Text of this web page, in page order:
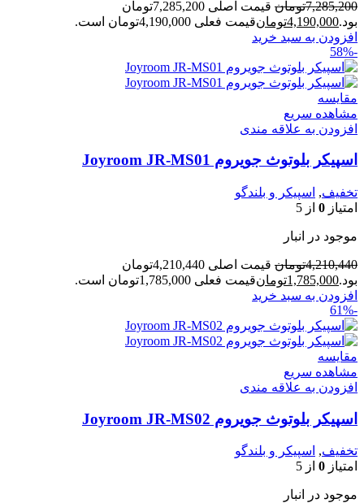
7,285,200تومان
قیمت اصلی 7,285,200تومان
بود.4,190,000تومانقیمت فعلی 4,190,000تومان است.
افزودن به سبد خرید
-58%
مقایسه
مشاهده سریع
افزودن به علاقه مندی
اسپیکر بلوتوث جویروم Joyroom JR-MS01
تخفیف, اسپیکر و بلندگو
امتیاز 0 از 5
موجود در انبار
4,210,440تومان
قیمت اصلی 4,210,440تومان
بود.1,785,000تومانقیمت فعلی 1,785,000تومان است.
افزودن به سبد خرید
-61%
مقایسه
مشاهده سریع
افزودن به علاقه مندی
اسپیکر بلوتوث جویروم Joyroom JR-MS02
تخفیف, اسپیکر و بلندگو
امتیاز 0 از 5
موجود در انبار